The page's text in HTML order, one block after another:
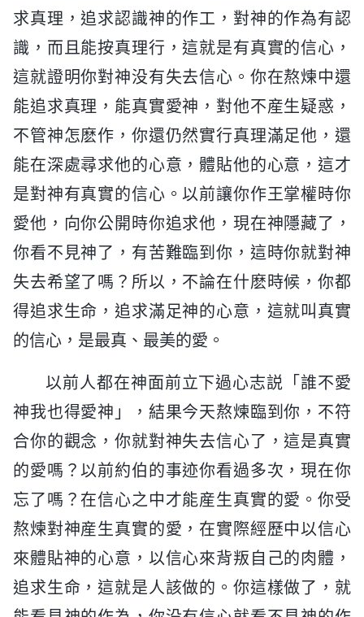
求真理，追求認識神的作工，對神的作為有認
識，而且能按真理行，這就是有真實的信心，
這就證明你對神没有失去信心。你在熬煉中還
能追求真理，能真實愛神，對他不産生疑惑，
不管神怎麽作，你還仍然實行真理滿足他，還
能在深處尋求他的心意，體貼他的心意，這才
是對神有真實的信心。以前讓你作王掌權時你
愛他，向你公開時你追求他，現在神隱藏了，
你看不見神了，有苦難臨到你，這時你就對神
失去希望了嗎？所以，不論在什麽時候，你都
得追求生命，追求滿足神的心意，這就叫真實
的信心，是最真、最美的愛。
以前人都在神面前立下過心志説「誰不愛
神我也得愛神」，結果今天熬煉臨到你，不符
合你的觀念，你就對神失去信心了，這是真實
的愛嗎？以前約伯的事迹你看過多次，現在你
忘了嗎？在信心之中才能産生真實的愛。你受
熬煉對神産生真實的愛，在實際經歷中以信心
來體貼神的心意，以信心來背叛自己的肉體，
追求生命，這就是人該做的。你這樣做了，就